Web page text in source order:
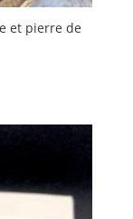
et pierre de